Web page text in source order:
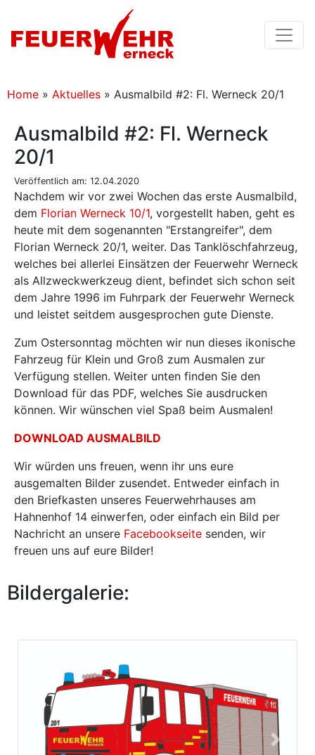
Home » Aktuelles » Ausmalbild #2: Fl. Werneck 20/1
Ausmalbild #2: Fl. Werneck
20/1
Veröffentlich am: 12.04.2020
Nachdem wir vor zwei Wochen das erste Ausmalbild,
dem Florian Werneck 10/1, vorgestellt haben, geht es
heute mit dem sogenannten "Erstangreifer", dem
Florian Werneck 20/1, weiter. Das Tanklöschfahrzeug,
welches bei allerlei Einsätzen der Feuerwehr Werneck
als Allzweckwerkzeug dient, befindet sich schon seit
dem Jahre 1996 im Fuhrpark der Feuerwehr Werneck
und leistet seitdem ausgesprochen gute Dienste.
Zum Ostersonntag möchten wir nun dieses ikonische
Fahrzeug für Klein und Groß zum Ausmalen zur
Verfügung stellen. Weiter unten finden Sie den
Download für das PDF, welches Sie ausdrucken
können. Wir wünschen viel Spaß beim Ausmalen!
DOWNLOAD AUSMALBILD
Wir würden uns freuen, wenn ihr uns eure
ausgemalten Bilder zusendet. Entweder einfach in
den Briefkasten unseres Feuerwehrhauses am
Hahnenhof 14 einwerfen, oder einfach ein Bild per
Nachricht an unsere Facebookseite senden, wir
freuen uns auf eure Bilder!
Bildergalerie:
Previous Next